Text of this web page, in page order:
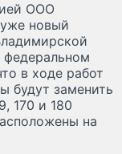
ООО
новый
в ходе работ
будут заменить
170 и 180
на